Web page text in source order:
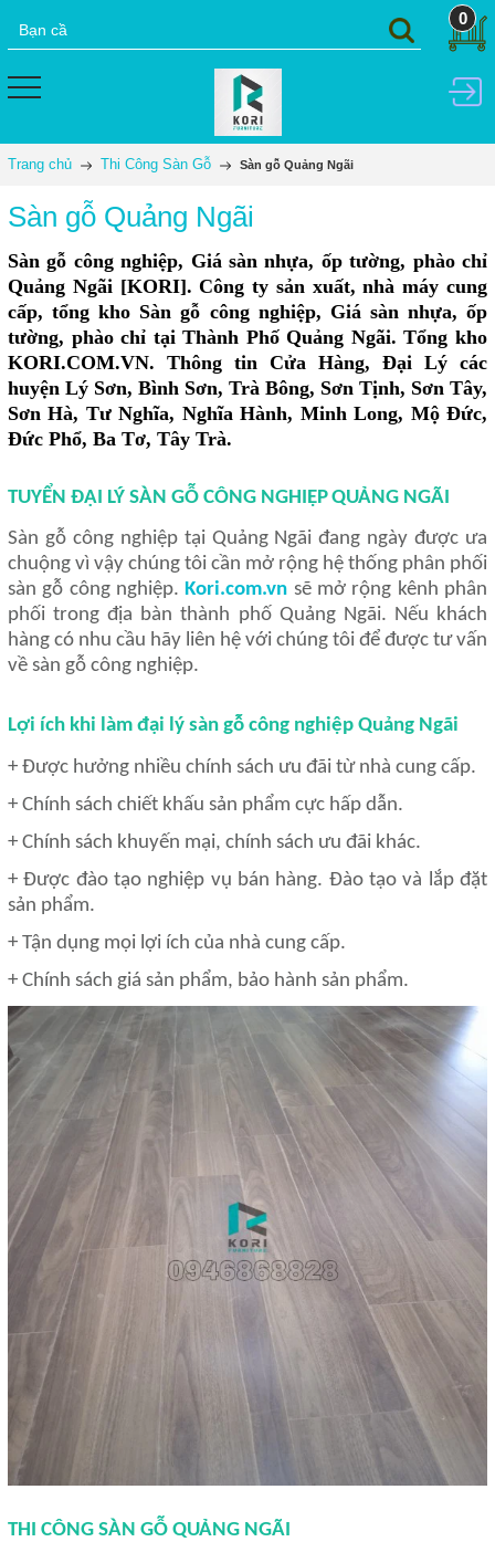
0
Trang chủ Thi Công Sàn Gỗ Sàn gỗ Quảng Ngãi
Sàn gỗ Quảng Ngãi
Sàn gỗ công nghiệp, Giá sàn nhựa, ốp tường, phào chỉ
Quảng Ngãi [KORI]. Công ty sản xuất, nhà máy cung
cấp, tổng kho Sàn gỗ công nghiệp, Giá sàn nhựa, ốp
tường, phào chỉ tại Thành Phố Quảng Ngãi. Tổng kho
KORI.COM.VN. Thông tin Cửa Hàng, Đại Lý các
huyện Lý Sơn, Bình Sơn, Trà Bông, Sơn Tịnh, Sơn Tây,
Sơn Hà, Tư Nghĩa, Nghĩa Hành, Minh Long, Mộ Đức,
Đức Phổ, Ba Tơ, Tây Trà.
TUYỂN ĐẠI LÝ SÀN GỖ CÔNG NGHIỆPQUẢNG NGÃI
Sàn gỗ công nghiệp tại Quảng Ngãi đang ngày được ưa
chuộng vì vậy chúng tôi cần mở rộng hệ thống phân phối
sàn gỗ công nghiệp.Kori.com.vn sẽ mở rộng kênh phân
phối trong địa bàn thành phố Quảng Ngãi. Nếu khách
hàng có nhu cầu hãy liên hệ với chúng tôi để được tư vấn
về sàn gỗ công nghiệp.
Lợi ích khi làm đại lý sàn gỗ công nghiệp Quảng Ngãi
+ Được hưởng nhiều chính sách ưu đãi từ nhà cung cấp.
+ Chính sách chiết khấu sản phẩm cực hấp dẫn.
+ Chính sách khuyến mại, chính sách ưu đãi khác.
+ Được đào tạo nghiệp vụ bán hàng. Đào tạo và lắp đặt
sản phẩm.
+ Tận dụng mọi lợi ích của nhà cung cấp.
+ Chính sách giá sản phẩm, bảo hành sản phẩm.
THI CÔNG SÀN GỖ QUẢNG NGÃI